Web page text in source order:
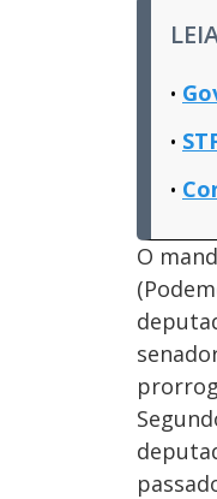
O